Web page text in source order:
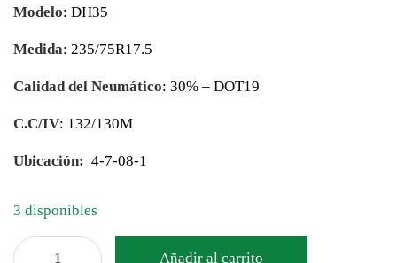
Modelo: DH35
Medida: 235/75R17.5
Calidad del Neumático: 30% – DOT19
C.C/IV: 132/130M
Ubicación: 4-7-08-1
3 disponibles
Añadir al carrito